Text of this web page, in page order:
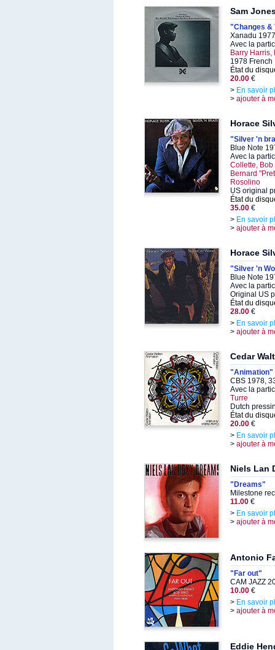
Sam
"Changes &
Xanadu
Avec la
Barry
1978 French
État du
20.00 €
> En savoir
> ajouter à
Horace
"Silver 'n
Blue Note
Avec la
Collette, Bob
Bernard
Rosolino
US original
État du
35.00 €
> En savoir
> ajouter à
Horace
"Silver 'n
Blue Note
Avec la
Original US
État du
28.00 €
> En savoir
> ajouter à
Cedar
"Animation"
CBS 1978,
Avec la
Turre
Dutch
État du
20.00 €
> En savoir
> ajouter à
Niels Lan
"Dreams"
Milestone
11.00 €
> En savoir
> ajouter à
Antonio
"Far out"
CAM JAZZ
10.00 €
> En savoir
> ajouter à
Eddie